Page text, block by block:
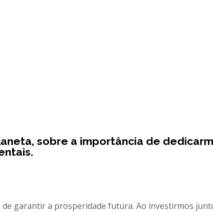
sobre a importância de
garantir a prosperidade futura. Ao investirmos